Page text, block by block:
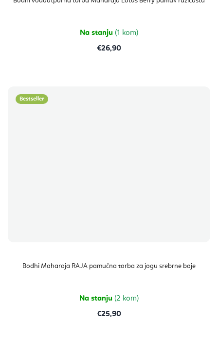
Na stanju (1 kom)
€26,90
Bestseller
Bodhi Maharaja RAJA pamučna torba za jogu srebrne boje
Na stanju (2 kom)
€25,90